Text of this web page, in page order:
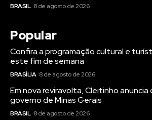
BRASIL 8 de agosto de 2026
Popular
Confira a programação cultural e
este fim de semana
BRASÍLIA 8 de agosto de 2026
Em nova reviravolta, Cleitinho
governo de Minas Gerais
BRASIL 8 de agosto de 2026